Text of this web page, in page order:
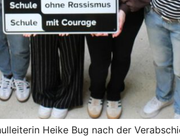
Heike Bug nach der